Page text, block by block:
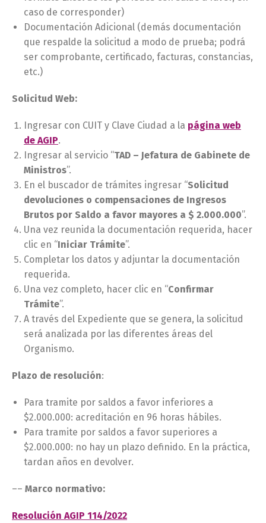
caso de corresponder)
Documentación Adicional (demás documentación
que respalde la solicitud a modo de prueba; podrá
ser comprobante, certificado, facturas, constancias,
etc.)
Solicitud Web:
Ingresar con CUIT y Clave Ciudad a la página web
de AGIP.
Ingresar al servicio “TAD – Jefatura de Gabinete de
Ministros”.
En el buscador de trámites ingresar “Solicitud
devoluciones o compensaciones de Ingresos
Brutos por Saldo a favor mayores a $ 2.000.000”.
Una vez reunida la documentación requerida, hacer
clic en “Iniciar Trámite”.
Completar los datos y adjuntar la documentación
requerida.
Una vez completo, hacer clic en “Confirmar
Trámite”.
A través del Expediente que se genera, la solicitud
será analizada por las diferentes áreas del
Organismo.
Plazo de resolución:
Para tramite por saldos a favor inferiores a
$2.000.000: acreditación en 96 horas hábiles.
Para tramite por saldos a favor superiores a
$2.000.000: no hay un plazo definido. En la práctica,
tardan años en devolver.
–– Marco normativo:
Resolución AGIP 114/2022